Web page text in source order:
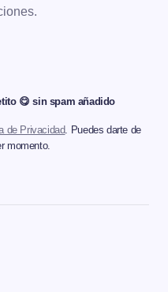
😋 sin spam añadido
de Privacidad. Puedes darte de
momento.